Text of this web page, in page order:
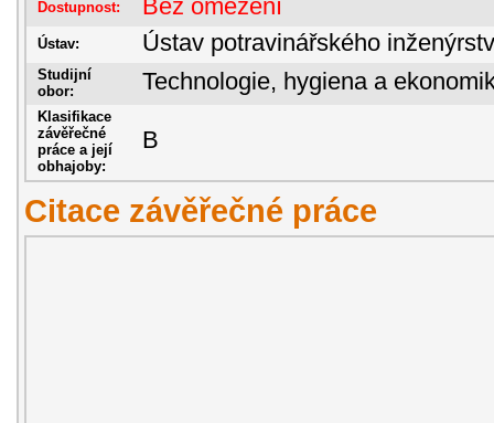
Dostupnost: Bez omezení
Ústav: Ústav potravinářského
Studijní
obor:
Technologie, hygiena a
Klasifikace
závěřečné
práce a její
obhajoby:
B
Citace závěřečné práce